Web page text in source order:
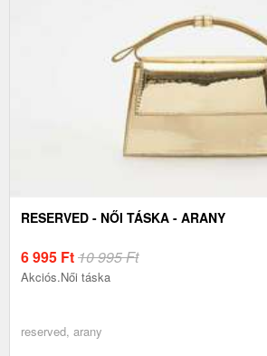
RESERVED - NŐI TÁSKA - ARANY
6 995 Ft10 995 Ft
Akciós.Női táska
reserved, arany